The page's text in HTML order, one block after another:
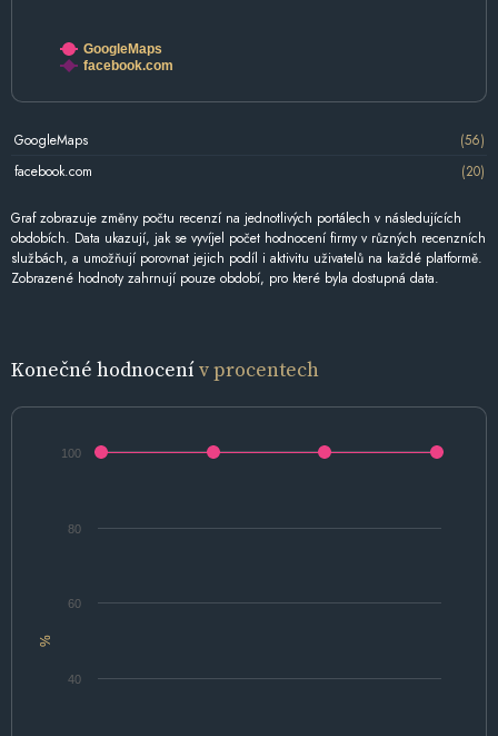
GoogleMaps
facebook.com
GoogleMaps
(56)
facebook.com
(20)
Graf zobrazuje změny počtu recenzí na jednotlivých portálech v následujících
obdobích. Data ukazují, jak se vyvíjel počet hodnocení firmy v různých recenzních
službách, a umožňují porovnat jejich podíl i aktivitu uživatelů na každé platformě.
Zobrazené hodnoty zahrnují pouze období, pro které byla dostupná data.
Konečné hodnocenív procentech
%
40
60
80
100